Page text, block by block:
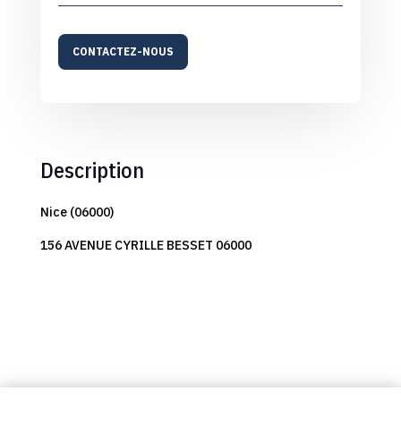
CONTACTEZ-NOUS
Description
Nice (06000)
156 AVENUE CYRILLE BESSET 06000